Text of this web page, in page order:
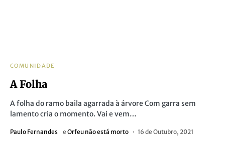
COMUNIDADE
A Folha
A folha do ramo baila agarrada à árvore Com garra sem
lamento cria o momento. Vai e vem…
Paulo Fernandes e Orfeu não está morto 16 de Outubro, 2021